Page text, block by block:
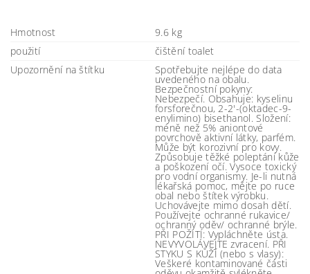
Hmotnost
9.6 kg
použití
čištění toalet
Upozornění na štítku
Spotřebujte nejlépe do data
uvedeného na obalu.
Bezpečnostní pokyny:
Nebezpečí. Obsahuje: kyselinu
forsforečnou, 2-2'-(oktadec-9-
enylimino) bisethanol. Složení:
méně než 5% aniontové
povrchově aktivní látky, parfém.
Může být korozivní pro kovy.
Způsobuje těžké poleptání kůže
a poškození očí. Vysoce toxický
pro vodní organismy. Je-li nutná
lékařská pomoc, mějte po ruce
obal nebo štítek výrobku.
Uchovávejte mimo dosah dětí.
Používejte ochranné rukavice/
ochranný oděv/ ochranné brýle.
PŘI POŽITÍ: Vypláchněte ústa.
NEVYVOLÁVEJTE zvracení. PŘI
STYKU S KŮŽÍ (nebo s vlasy):
Veškeré kontaminované části